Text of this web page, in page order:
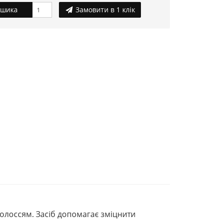
Замовити в 1 клік
Засіб допомагає зміцнити